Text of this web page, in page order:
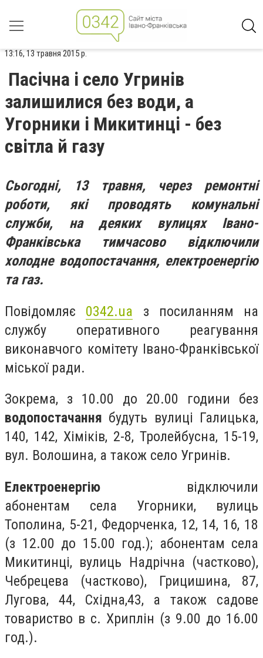
13:16, 13 травня 2015 р.
Пасічна і село Угринів
залишилися без води, а
Угорники і Микитинці - без
світла й газу
Сьогодні, 13 травня, через ремонтні
роботи, які проводять комунальні
служби, на деяких вулицях Івано-
Франківська тимчасово відключили
холодне водопостачання, електроенергію
та газ.
Повідомляє 0342.ua з посиланням на
службу оперативного реагування
виконавчого комітету Івано-Франківської
міської ради.
Зокрема, з 10.00 до 20.00 години без
водопостачання будуть вулиці Галицька,
140, 142, Хіміків, 2-8, Тролейбусна, 15-19,
вул. Волошина, а також село Угринів.
Електроенергію відключили
абонентам села Угорники, вулиць
Тополина, 5-21, Федорченка, 12, 14, 16, 18
(з 12.00 до 15.00 год.); абонентам села
Микитинці, вулиць Надрічна (частково),
Чебрецева (частково), Грицишина, 87,
Лугова, 44, Східна,43, а також садове
товариство в с. Хриплін (з 9.00 до 16.00
год.).